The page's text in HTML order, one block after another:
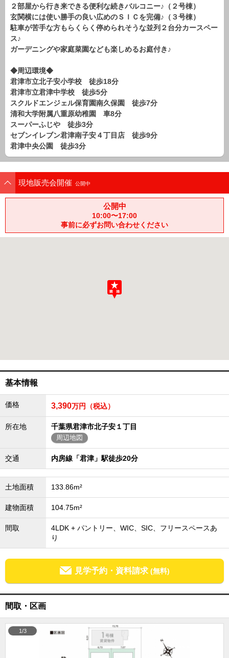
２部屋から行き来できる便利な続きバルコニー♪（２号棟）
玄関横には使い勝手の良い広めのＳＩＣを完備♪（３号棟）
駐車が苦手な方もらくらく停められそうな並列２台分カースペー
ス♪
ガーデニングや家庭菜園なども楽しめるお庭付き♪
◆周辺環境◆
君津市立北子安小学校 徒歩18分
君津市立君津中学校 徒歩5分
スクルドエンジェル保育園南久保園 徒歩7分
清和大学附属八重原幼稚園 車8分
スーパーふじや 徒歩3分
セブンイレブン君津南子安４丁目店 徒歩9分
君津中央公園 徒歩3分
現地販売会開催 公開中
公開中
10:00〜17:00
事前に必ずお問い合わせください
基本情報
価格 3,390万円（税込）
所在地 千葉県君津市北子安１丁目
周辺地図
交通 内房線「君津」駅徒歩20分
土地面積 133.86m²
建物面積 104.75m²
間取
4LDK + パントリー、WIC、SIC、フリースペースあ
り
見学予約・資料請求 (無料)
間取・区画
1/3
エリアから探す
路線から探す
マンション
エリアから探す
土 地
エリアから探す
路線から探す
エリアから物件検索
松戸･柏方面エリア
松戸･柏方面エリアのマンション
松戸･柏方面エリアの土地
成田･銚子方面エリアの新築一戸建
成田･銚子方面エリアの中古一戸建
四街道･佐倉･八千代方面エリアの新築一戸建
四街道･佐倉･八千代方面エリアの中古一戸建
四街道･佐倉･八千代方面エリアのマンション
千葉市エリア
千葉市エリアの新築一戸建
千葉市エリアの中古一戸建
千葉市エリアの土地
外房エリアの新築一戸建
外房エリアの中古一戸建
外房エリアのマンション
外房エリアの土地
内房エリアの新築一戸建
内房エリアの中古一戸建
内房エリアのマンション
内房エリアの土地
東京全域エリアの新築一戸建
東京全域エリアの中古一戸建
東京全域エリアのマンション
東京全域エリアの土地
神奈川全域エリア
神奈川全域エリアの新築一戸建
神奈川全域エリアの中古一戸建
神奈川全域エリアのマンション